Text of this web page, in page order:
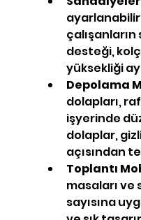
çalışanların
desteği,
yüksekliği
Depolama
dolapları,
işyerinde
dolaplar,
açısından
Toplantı
masaları ve
sayısına